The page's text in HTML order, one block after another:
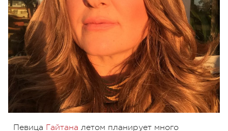
Певица Гайтана летом планирует много